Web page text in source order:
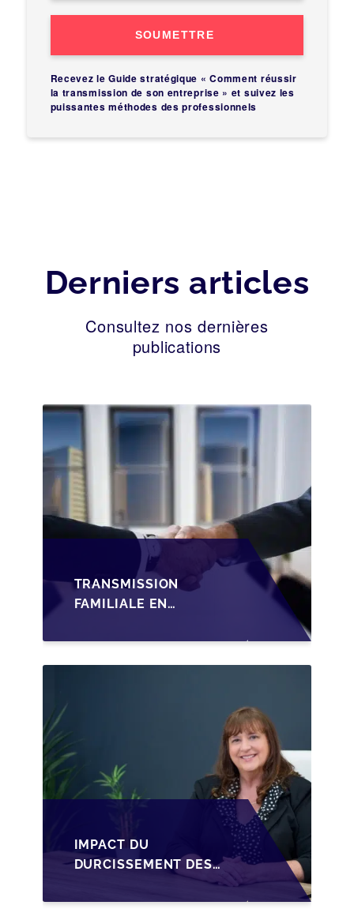
SOUMETTRE
Recevez le Guide stratégique « Comment réussir
la transmission de son entreprise » et suivez les
puissantes méthodes des professionnels
Derniers articles
Consultez nos dernières
publications
TRANSMISSION
FAMILIALE EN
STRUCTURER LA
CESSION DES PARTS
IMPACT DU
DURCISSEMENT DES
CRÉDIT SUR LA